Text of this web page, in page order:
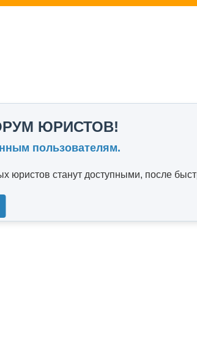
ЮРИСТОВ!
пользователям.
станут доступными, после